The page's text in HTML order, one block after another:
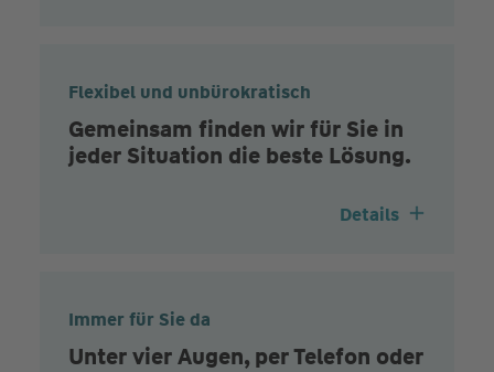
Flexibel und unbürokratisch
Gemeinsam finden wir für Sie in
jeder Situation die beste Lösung.
Details
Immer für Sie da
Unter vier Augen, per Telefon oder